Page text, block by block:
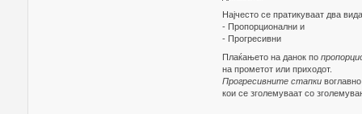
Најчесто се пратикуваат два
- Пропорционални и
- Прогресивни
Плаќањето на данок по
на прометот или приходот.
Прогресивните стапки
кои се зголемуваат со